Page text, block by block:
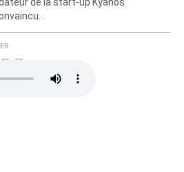
de la start-up Kyanos
.